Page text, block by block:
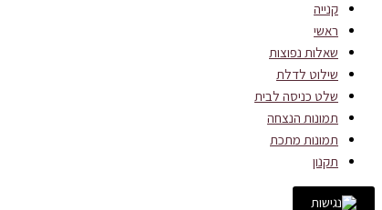
קנייה
ראשי
שאלות נפוצות
שילוט לדלת
שלט כניסה לבית
תמונות הנצחה
תמונות מתכת
תקנון